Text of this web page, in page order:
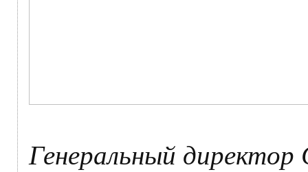
Генеральный